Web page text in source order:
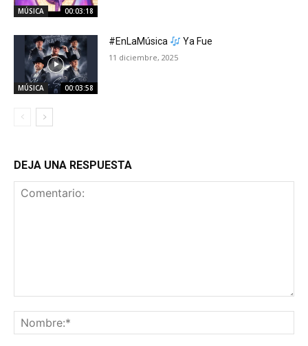
MÚSICA 00:03:18
MÚSICA 00:03:58
#EnLaMúsica Ya Fue
11 diciembre, 2025
DEJA UNA RESPUESTA